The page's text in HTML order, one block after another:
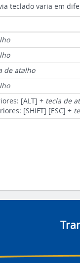
teclado varia em
de atalho
[ALT] + tecla de
[SHIFT] [ESC] +